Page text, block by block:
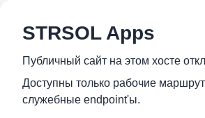
STRSOL Apps
Публичный сайт на этом хосте
Доступны только рабочие
служебные endpoint'ы.